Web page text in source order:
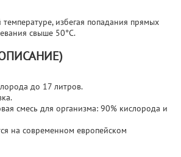
избегая попадания прямых
свыше 50°С.
до 17 литров.
смесь для организма: 90% кислорода и
на современном европейском